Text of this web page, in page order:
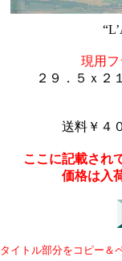
現用
２９．５ｘ２
送料￥４
ここに記載され
価格は入
タイトル部分をコピー＆